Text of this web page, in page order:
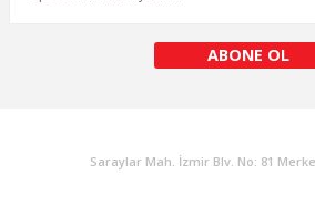
ABONE OL
Saraylar Mah. İzmir Blv. No: 81